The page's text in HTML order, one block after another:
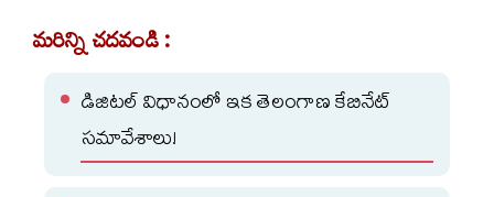
మరిన్ని చదవండి :
డిజిటల్ విధానంలో ఇక తెలంగాణ కేబినేట్
సమావేశాలు!